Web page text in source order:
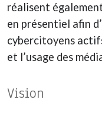
réalisent
en présentiel afin
cybercitoyens
et l’usage des
Vision